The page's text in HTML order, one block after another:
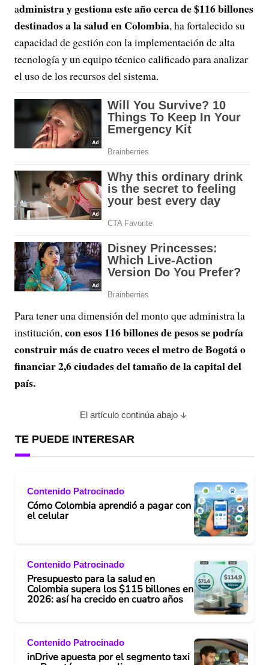
administra y gestiona este año cerca de $116 billones
destinados a la salud en Colombia, ha fortalecido su
capacidad de gestión con la implementación de alta
tecnología y un equipo técnico calificado para analizar
el uso de los recursos del sistema.
Para tener una dimensión del monto que administra la
institución,con esos 116 billones de pesos se podría
construir más de cuatro veces el metro de Bogotá o
financiar 2,6 ciudades del tamaño de la capital del
país.
El artículo continúa abajo
TE PUEDE INTERESAR
Contenido Patrocinado
Cómo Colombia aprendió a pagar con
el celular
Contenido Patrocinado
Presupuesto para la salud en
Colombia supera los $115 billones en
2026: así ha crecido en cuatro años
Contenido Patrocinado
inDrive apuesta por el segmento taxi